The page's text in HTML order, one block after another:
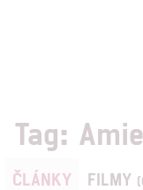
Tag:
ČLÁNKY FILMY